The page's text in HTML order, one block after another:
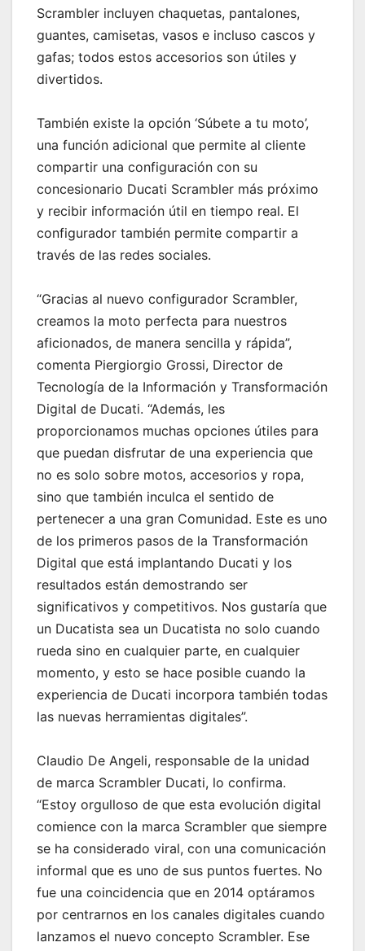
Scrambler incluyen chaquetas, pantalones,
guantes, camisetas, vasos e incluso cascos y
gafas; todos estos accesorios son útiles y
divertidos.
También existe la opción ‘Súbete a tu moto’,
una función adicional que permite al cliente
compartir una configuración con su
concesionario Ducati Scrambler más próximo
y recibir información útil en tiempo real. El
configurador también permite compartir a
través de las redes sociales.
“Gracias al nuevo configurador Scrambler,
creamos la moto perfecta para nuestros
aficionados, de manera sencilla y rápida”,
comenta Piergiorgio Grossi, Director de
Tecnología de la Información y Transformación
Digital de Ducati. “Además, les
proporcionamos muchas opciones útiles para
que puedan disfrutar de una experiencia que
no es solo sobre motos, accesorios y ropa,
sino que también inculca el sentido de
pertenecer a una gran Comunidad. Este es uno
de los primeros pasos de la Transformación
Digital que está implantando Ducati y los
resultados están demostrando ser
significativos y competitivos. Nos gustaría que
un Ducatista sea un Ducatista no solo cuando
rueda sino en cualquier parte, en cualquier
momento, y esto se hace posible cuando la
experiencia de Ducati incorpora también todas
las nuevas herramientas digitales”.
Claudio De Angeli, responsable de la unidad
de marca Scrambler Ducati, lo confirma.
“Estoy orgulloso de que esta evolución digital
comience con la marca Scrambler que siempre
se ha considerado viral, con una comunicación
informal que es uno de sus puntos fuertes. No
fue una coincidencia que en 2014 optáramos
por centrarnos en los canales digitales cuando
lanzamos el nuevo concepto Scrambler. Ese